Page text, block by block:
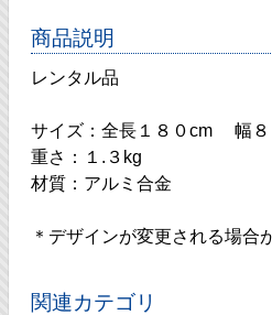
商品説明
レンタル品
サイズ：全長１８０cm 幅
重さ：１.３kg
材質：アルミ合金
＊デザインが変更される場合
関連カテゴリ